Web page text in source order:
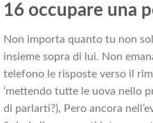
16 occupare una
Non importa quanto tu non
insieme sopra di lui. Non
telefono le risposte verso il
‘mettendo tutte le uova nello
di parlarti?), Pero ancora